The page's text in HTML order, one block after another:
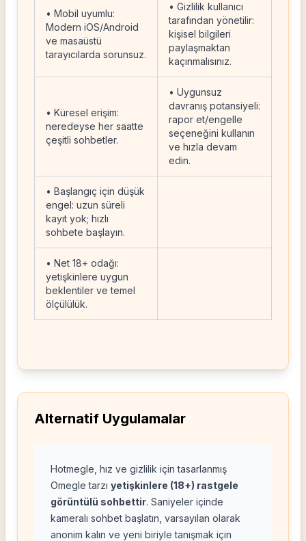
• Mobil uyumlu:
Modern iOS/Android
ve masaüstü
tarayıcılarda sorunsuz.
• Gizlilik kullanıcı
tarafından yönetilir:
kişisel bilgileri
paylaşmaktan
kaçınmalısınız.
• Küresel erişim:
neredeyse her saatte
çeşitli sohbetler.
• Uygunsuz
davranış potansiyeli:
rapor et/engelle
seçeneğini kullanın
ve hızla devam
edin.
• Başlangıç ​​için düşük
engel: uzun süreli
kayıt yok; hızlı
sohbete başlayın.
• Net 18+ odağı:
yetişkinlere uygun
beklentiler ve temel
ölçülülük.
Alternatif Uygulamalar
Hotmegle, hız ve gizlilik için tasarlanmış
Omegle tarzı yetişkinlere (18+) rastgele
görüntülü sohbettir. Saniyeler içinde
kameralı sohbet başlatın, varsayılan olarak
anonim kalın ve yeni biriyle tanışmak için